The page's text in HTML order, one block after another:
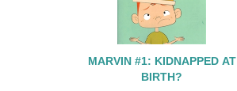
MARVIN #1: KIDNAPPED AT
BIRTH?